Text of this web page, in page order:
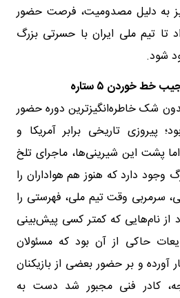
به دلیل مصدومیت، فرصت حضور
تا تیم ملی ایران با حسرتی بزرگ
شود.
فرانسه بدون شک خاطره‌انگیزترین دوره حضور
پیروزی تاریخی برابر آمریکا و
پشت این شیرینی‌ها، ماجرای تلخ
وجود دارد که هنوز هم هواداران را
سرمربی وقت تیم ملی، فهرستی را
از نام‌هایی که کمتر کسی پیش‌بینی
حاکی از آن بود که مسئولان
آورده و بر حضور بعضی از بازیکنان
کادر فنی مجبور شد دست به